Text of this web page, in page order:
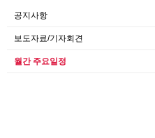
공지사항
보도자료/기자회견
월간 주요일정